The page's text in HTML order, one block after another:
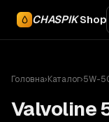
CHASPIKShop
Головна›Каталог›5W-
Valvoline